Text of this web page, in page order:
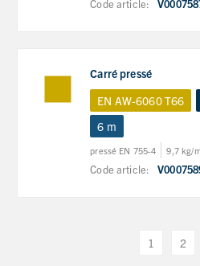
Code article:
Carré pressé
EN AW-6060 T66
6 m
pressé EN 755-4 9,7 kg/
Code article:
1 2